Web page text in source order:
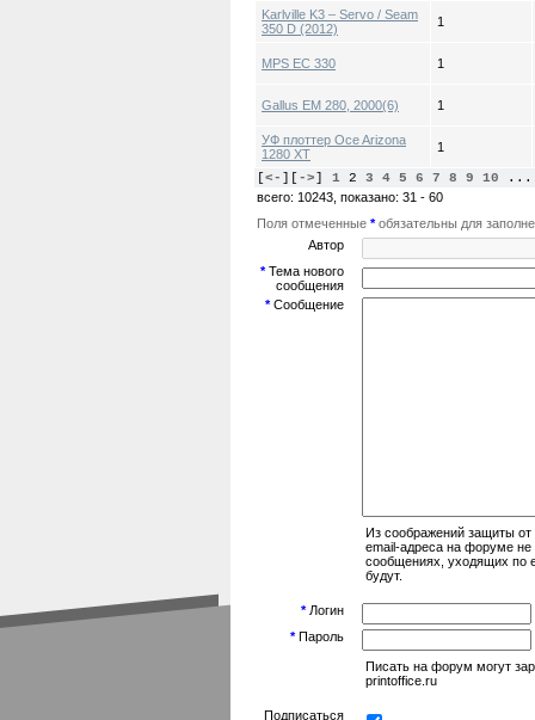
Karlville K3 – Servo / Seam
350 D (2012)
1
MPS EC 330 1
Gallus EM 280, 2000(6) 1
УФ плоттер Oce Arizona
1280 XT
1
[<- ][->] 1 2 3 4 5 6 7 8 9 10 ...
всего: 10243, показано: 31 - 60
Поля отмеченные *обязательны для
Автор
*Тема нового
сообщения
*Сообщение
Из соображений защиты
email-адреса на форуме не
сообщениях, уходящих по
будут.
*Логин
*Пароль
Писать на форум могут
printoffice.ru
Подписаться